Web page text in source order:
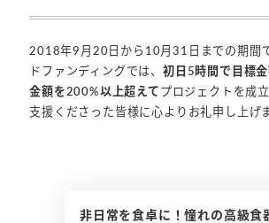
2018年9月20日から10月31日までの期間
ドファンディングでは、 初日5時間で目標
金額を200%以上超えて プロジェクトを成
支援くださった皆様に心よりお礼申し上げ
非日常を食卓に！憧れの高級食